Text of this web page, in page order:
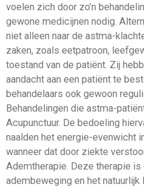
voelen zich door zo’n
gewone medicijnen nodig.
niet alleen naar de astma-
zaken, zoals eetpatroon,
toestand van de patiënt. Zij
aandacht aan een patiënt te
behandelaars ook gewoon
Behandelingen die astma-
Acupunctuur. De bedoeling
naalden het energie-evenwicht
wanneer dat door ziekte
Ademtherapie. Deze therapie is
adembeweging en het